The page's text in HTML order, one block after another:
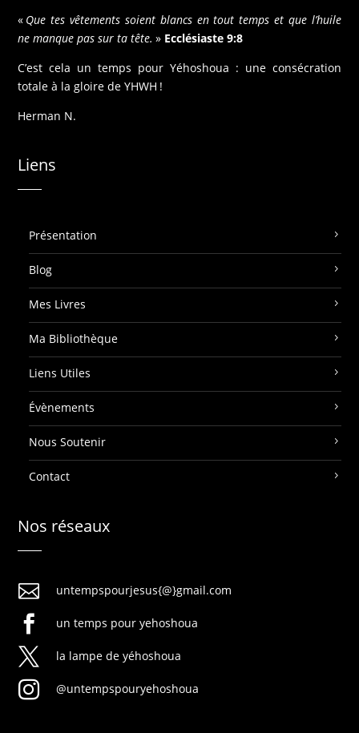
« Que tes vêtements soient blancs en tout temps et que l’huile
ne manque pas sur ta tête. » Ecclésiaste 9:8
C’est cela un temps pour Yéhoshoua : une consécration
totale à la gloire de YHWH !
Herman N.
Liens
Présentation
Blog
Mes Livres
Ma Bibliothèque
Liens Utiles
Évènements
Nous Soutenir
Contact
Nos réseaux
 untempspourjesus{@}gmail.com
 un temps pour yehoshoua
 la lampe de yéhoshoua
 @untempspouryehoshoua